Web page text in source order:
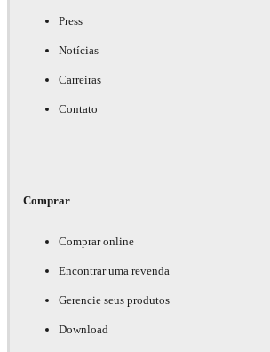
Press
Notícias
Carreiras
Contato
Comprar
Comprar online
Encontrar uma revenda
Gerencie seus produtos
Download